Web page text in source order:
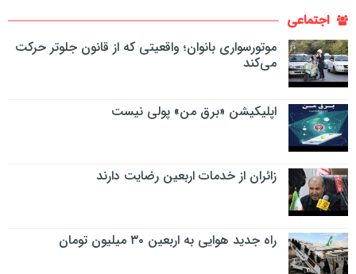
اجتماعی
موتورسواری بانوان؛ واقعیتی که از قانون جلوتر حرکت
می‌کند
اپلیکیشن «برق من» پولی نیست
زائران از خدمات اربعین رضایت دارند
راه جدید هوایی به اربعین ۳۰ میلیون تومان